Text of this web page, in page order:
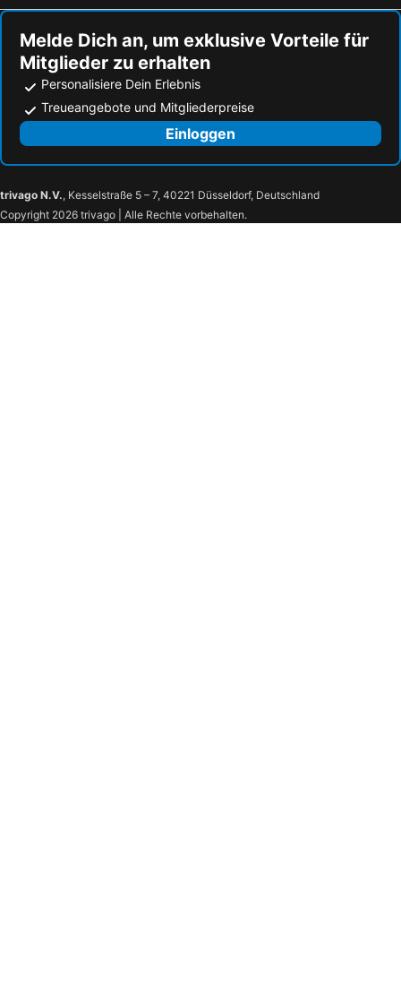
Melde Dich an, um exklusive Vorteile für
Mitglieder zu erhalten
Personalisiere Dein Erlebnis
Treueangebote und Mitgliederpreise
Einloggen
trivago N.V., Kesselstraße 5 – 7, 40221 Düsseldorf, Deutschland
Copyright 2026 trivago | Alle Rechte vorbehalten.